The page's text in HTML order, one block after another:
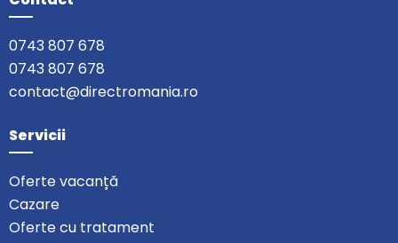
0743 807 678
0743 807 678
contact@directromania.ro
Servicii
Oferte vacanță
Cazare
Oferte cu tratament